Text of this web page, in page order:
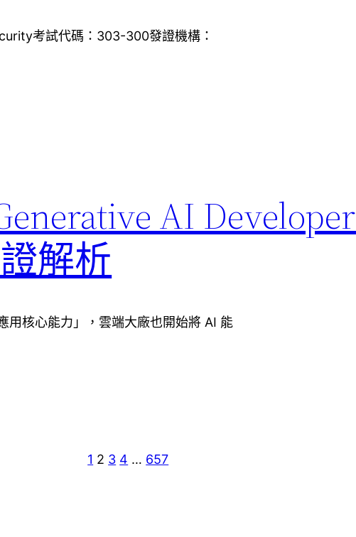
考試代碼：303-300發證機構：
AI
解析
用核心能力」，雲端大廠也開始將 AI 能
1 2 3 4 … 657